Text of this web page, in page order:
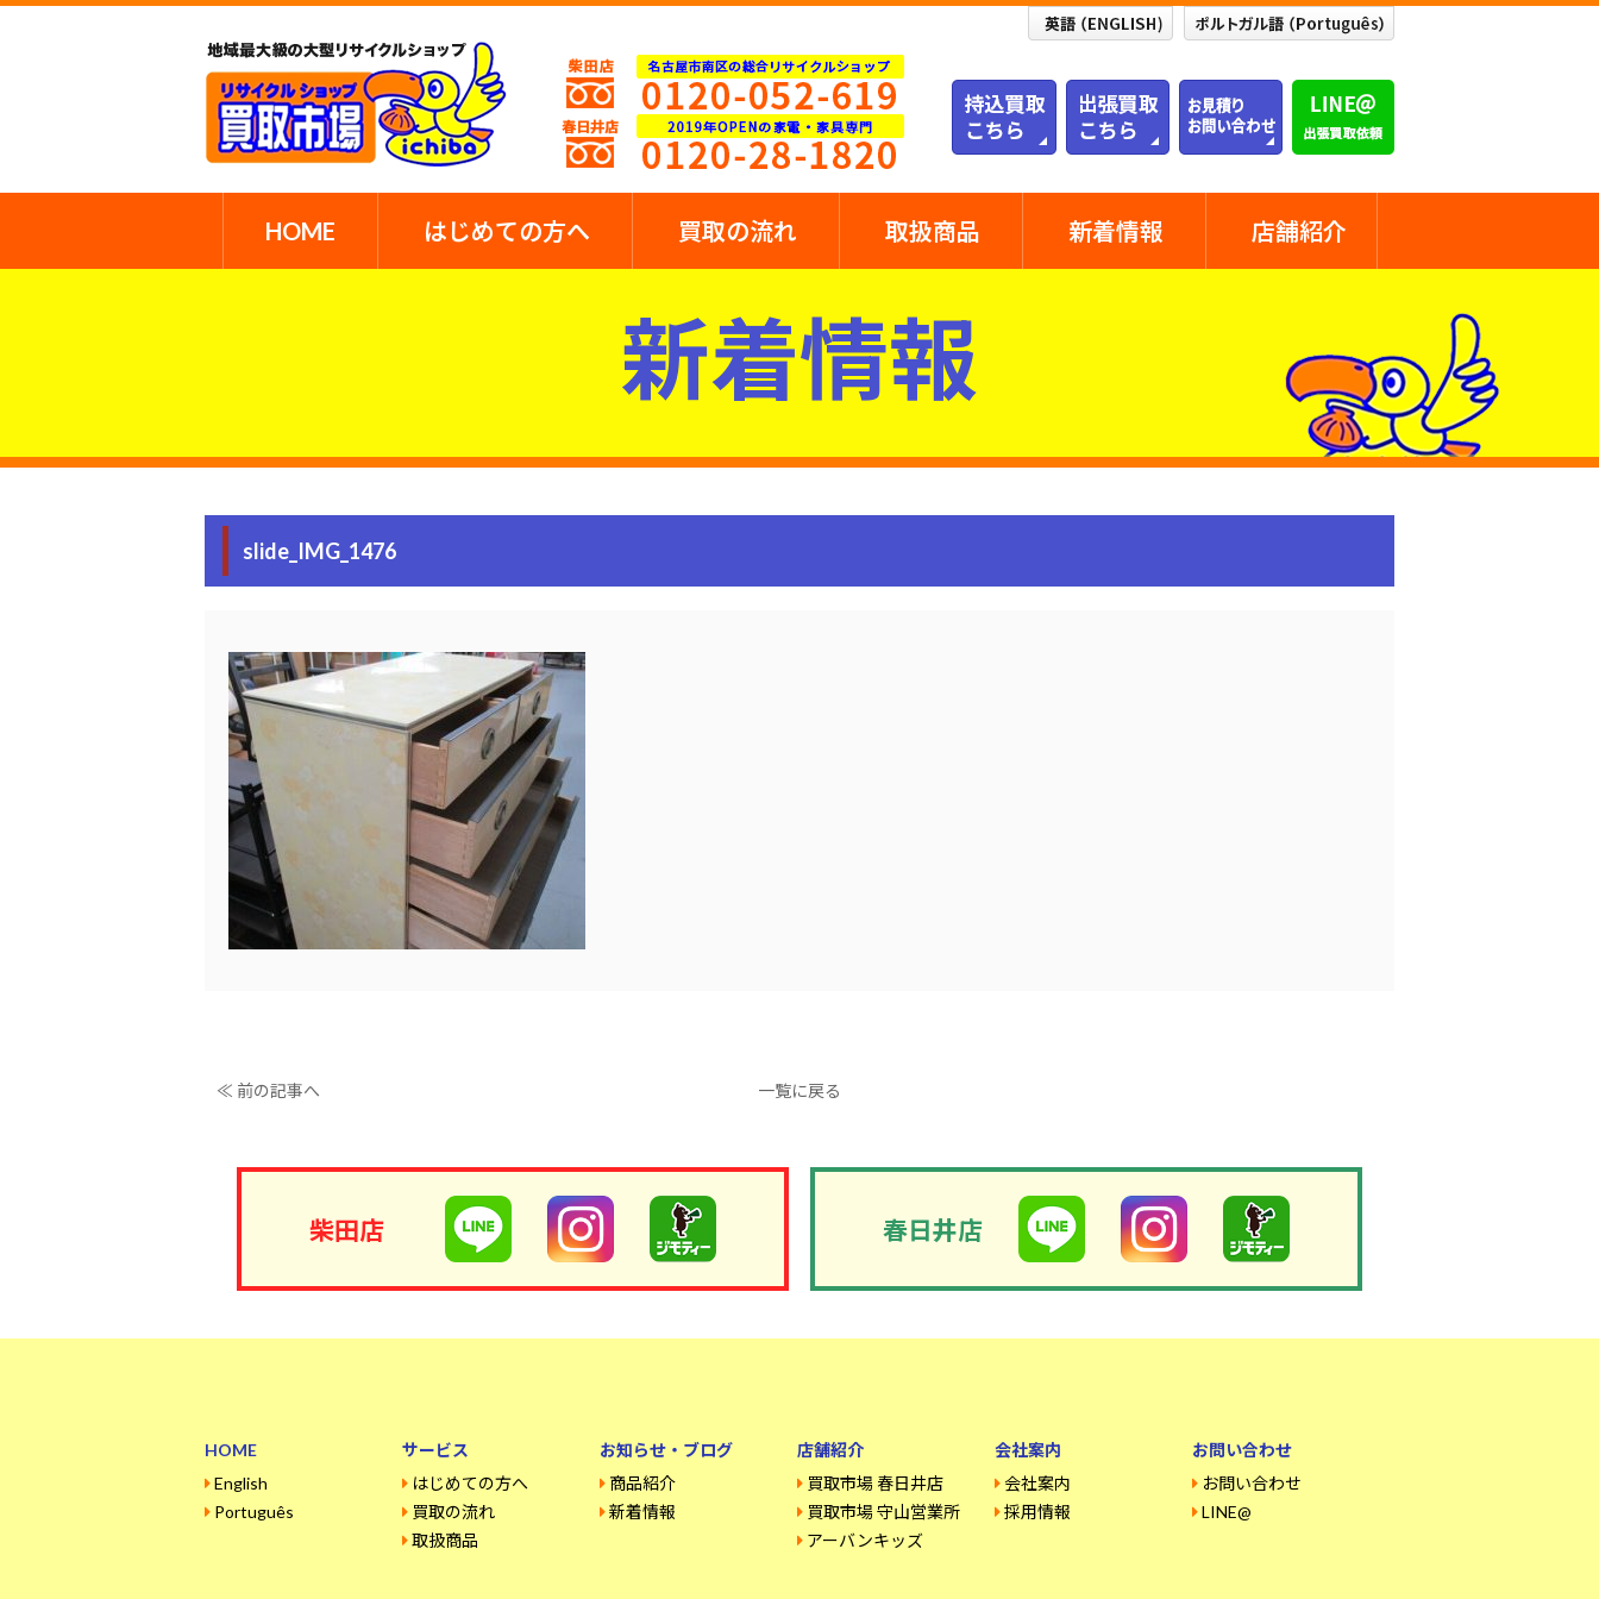
HOME はじめての方へ 買取の流れ 取扱商品 新着情報 店舗紹介
新着情報
slide_IMG_1476
≪ 前の記事へ 一覧に戻る
柴田店 春日井店
HOME
English
Português
サービス
はじめての方へ
買取の流れ
取扱商品
お知らせ・ブログ
商品紹介
新着情報
店舗紹介
買取市場 春日井店
買取市場 守山営業所
アーバンキッズ
会社案内
会社案内
採用情報
お問い合わせ
お問い合わせ
LINE@